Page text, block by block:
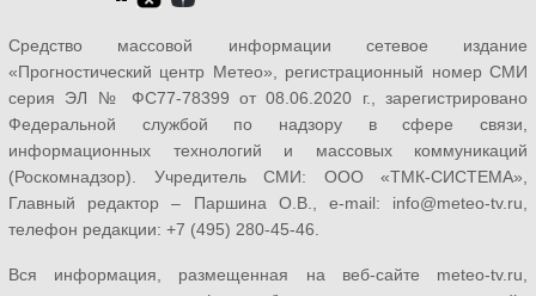
Средство массовой информации сетевое издание
«Прогностический центр Метео», регистрационный номер СМИ
серия ЭЛ № ФС77-78399 от 08.06.2020 г., зарегистрировано
Федеральной службой по надзору в сфере связи,
информационных технологий и массовых коммуникаций
(Роскомнадзор). Учредитель СМИ: ООО «ТМК-СИСТЕМА»,
Главный редактор – Паршина О.В., e-mail: info@meteo-tv.ru,
телефон редакции: +7 (495) 280-45-46.
Вся информация, размещенная на веб-сайте meteo-tv.ru,